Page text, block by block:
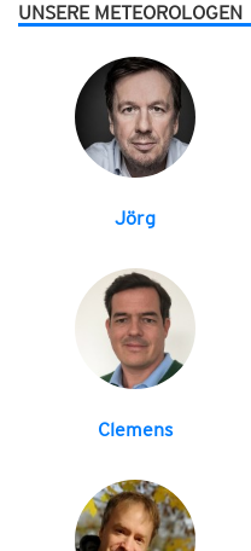
UNSERE METEOROLOGEN
Jörg
Clemens